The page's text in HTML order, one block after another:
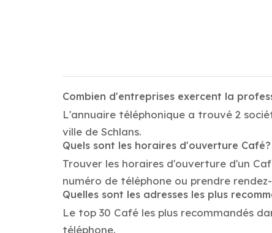
Combien d'entreprises exercent la
L'annuaire téléphonique a trouvé 2
ville de Schlans.
Quels sont les horaires d'ouverture Café?
Trouver les horaires d'ouverture d'un
numéro de téléphone ou prendre
Quelles sont les adresses les plus
Le top 30 Café les plus recommandés
téléphone.